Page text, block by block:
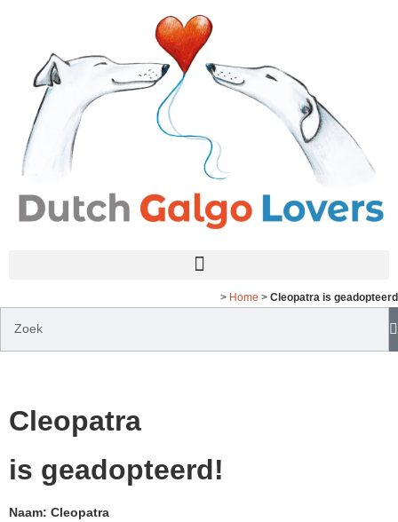
> Home > Cleopatra is geadopteerd
Cleopatra
is geadopteerd!
Naam: Cleopatra